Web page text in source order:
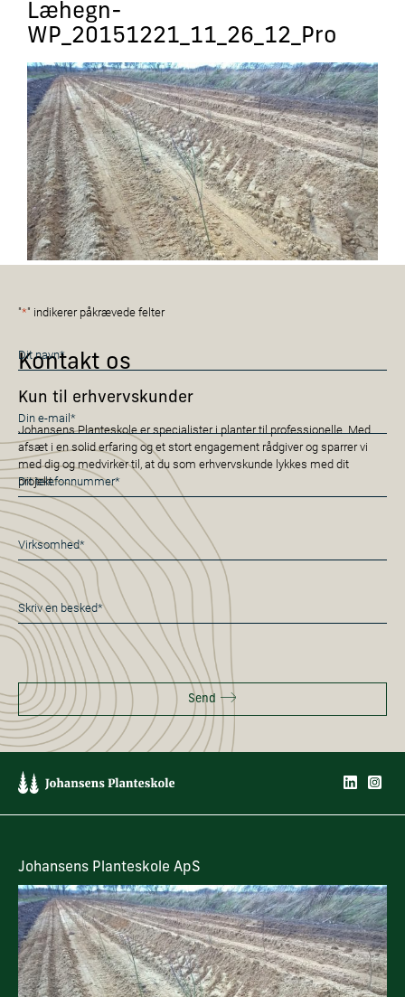
Læhegn-
WP_20151221_11_26_12_Pro
Kontakt os
Kun til erhvervskunder
Johansens Planteskole er specialister i planter til professionelle. Med
afsæt i en solid erfaring og et stort engagement rådgiver og sparrer vi
med dig og medvirker til, at du som erhvervskunde lykkes med dit
projekt.
"*" indikerer påkrævede felter
Navn
*
E-
mail
*
Telefon
*
Virksomhed
*
Besked
*
Send
Johansens Planteskole ApS